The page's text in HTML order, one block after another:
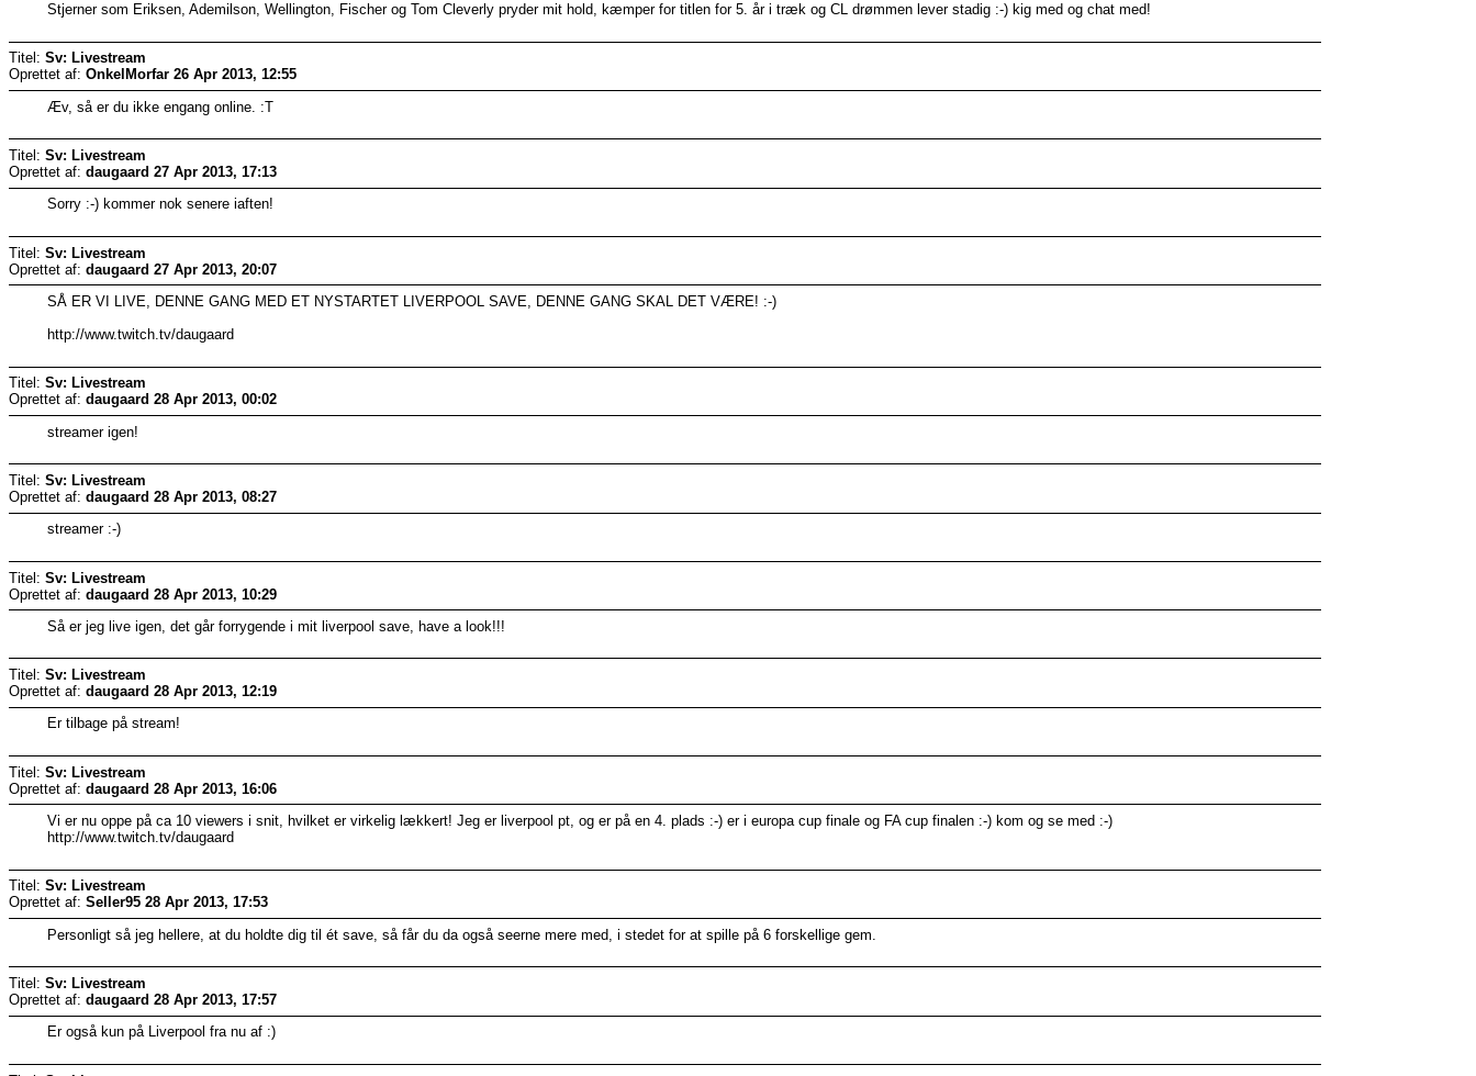
Stjerner som Eriksen, Ademilson, Wellington, Fischer og Tom Cleverly pryder mit hold, kæmper for titlen for 5. år i træk og CL drømmen lever stadig :-) kig med og chat med!
Titel: Sv: Livestream
Oprettet af: OnkelMorfar 26 Apr 2013, 12:55
Æv, så er du ikke engang online. :T
Titel: Sv: Livestream
Oprettet af: daugaard 27 Apr 2013, 17:13
Sorry :-) kommer nok senere iaften!
Titel: Sv: Livestream
Oprettet af: daugaard 27 Apr 2013, 20:07
SÅ ER VI LIVE, DENNE GANG MED ET NYSTARTET LIVERPOOL SAVE, DENNE GANG SKAL DET VÆRE! :-)
http://www.twitch.tv/daugaard
Titel: Sv: Livestream
Oprettet af: daugaard 28 Apr 2013, 00:02
streamer igen!
Titel: Sv: Livestream
Oprettet af: daugaard 28 Apr 2013, 08:27
streamer :-)
Titel: Sv: Livestream
Oprettet af: daugaard 28 Apr 2013, 10:29
Så er jeg live igen, det går forrygende i mit liverpool save, have a look!!!
Titel: Sv: Livestream
Oprettet af: daugaard 28 Apr 2013, 12:19
Er tilbage på stream!
Titel: Sv: Livestream
Oprettet af: daugaard 28 Apr 2013, 16:06
Vi er nu oppe på ca 10 viewers i snit, hvilket er virkelig lækkert! Jeg er liverpool pt, og er på en 4. plads :-) er i europa cup finale og FA cup finalen :-) kom og se med :-)
http://www.twitch.tv/daugaard
Titel: Sv: Livestream
Oprettet af: Seller95 28 Apr 2013, 17:53
Personligt så jeg hellere, at du holdte dig til ét save, så får du da også seerne mere med, i stedet for at spille på 6 forskellige gem.
Titel: Sv: Livestream
Oprettet af: daugaard 28 Apr 2013, 17:57
Er også kun på Liverpool fra nu af :)